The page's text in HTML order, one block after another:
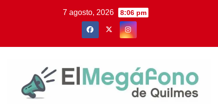
7 agosto, 2026 8:06 pm